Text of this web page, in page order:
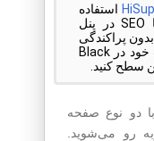
استفاده
می کنید، ابزار حرفه ای ارتقا SEO در پنل
پراکندگی
منابع، بتوانید به بررسی وبسایت خود در Black
دو نوع صفحه‌
رو می‌شوید.